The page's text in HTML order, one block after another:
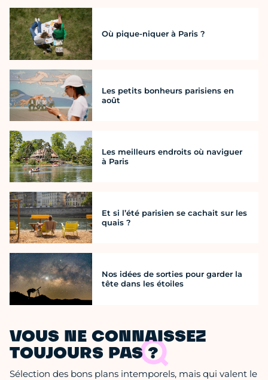
Où pique-niquer à Paris ?
Les petits bonheurs parisiens en
août
Les meilleurs endroits où naviguer
à Paris
Et si l’été parisien se cachait sur les
quais ?
Nos idées de sorties pour garder la
tête dans les étoiles
VOUS NE CONNAISSEZ
TOUJOURS PAS ?
Sélection des bons plans intemporels, mais qui valent le